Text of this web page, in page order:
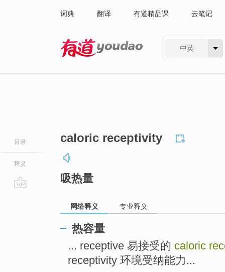
词典 翻译 有道精品课 云笔记
中英
目录
释义
caloric receptivity
吸热量
网络释义 专业释义
热容量
... receptive 易接受的 caloric
receptivity 环境受纳能力...